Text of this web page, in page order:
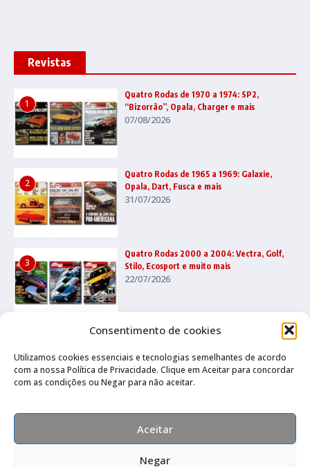
Consentimento de cookies
Utilizamos cookies essenciais e tecnologias semelhantes de acordo
com a nossa Política de Privacidade. Clique em Aceitar para concordar
com as condições ou Negar para não aceitar.
Aceitar
Negar
Revistas
1
Quatro Rodas de 1970 a 1974: SP2,
“Bizorrão”, Opala, Charger e mais
07/08/2026
2
Quatro Rodas de 1965 a 1969: Galaxie,
Opala, Dart, Fusca e mais
31/07/2026
3
Quatro Rodas 2000 a 2004: Vectra, Golf,
Stilo, Ecosport e muito mais
22/07/2026